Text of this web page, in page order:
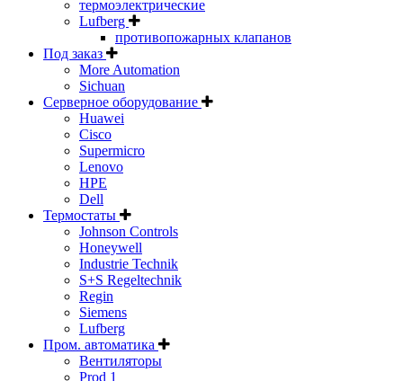
термоэлектрические
Lufberg
противопожарных клапанов
Под заказ
More Automation
Sichuan
Серверное оборудование
Huawei
Cisco
Supermicro
Lenovo
HPE
Dell
Термостаты
Johnson Controls
Honeywell
Industrie Technik
S+S Regeltechnik
Regin
Siemens
Lufberg
Пром. автоматика
Вентиляторы
Prod 1